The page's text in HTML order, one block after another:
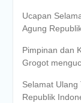
Ucapan
Agung
Pimpinan dan
Grogot
Selamat Ulang
Republik